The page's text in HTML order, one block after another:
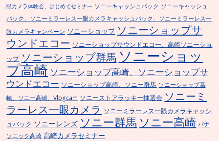
眼カメラ体験会、はじめてセミナー ソニーキャッシュバック ソニーキャッシュ
バック、ソニーミラーレス一眼カメラキャッシュバック、ソニーミラーレス一
眼カメラキャンペーン ソニーショップ ソニーショップサ
ウンドエコー ソニーショップサウンドエコー、高崎ソニーショ
ップ ソニーショップ群馬 ソニーショッ
プ高崎 ソニーショップ高崎、ソニーショップサ
ウンドエコー ソニーショップ高崎、ソニー群馬 ソニーショップ高
崎、ソニー高崎、Vlogcam ソニーストアラッキー抽選会 ソニーミ
ラーレス一眼カメラ ソニーミラーレス一眼カメラキャッシ
ュバック ソニーレンズ ソニー群馬 ソニー高崎 パナ
ソニック高崎 高崎カメラセミナー